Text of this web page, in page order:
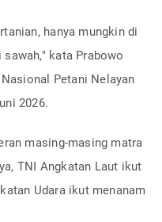
hanya mungkin di
kata Prabowo
Petani Nelayan
2026.
masing-masing matra
TNI Angkatan Laut ikut
Udara ikut menanam